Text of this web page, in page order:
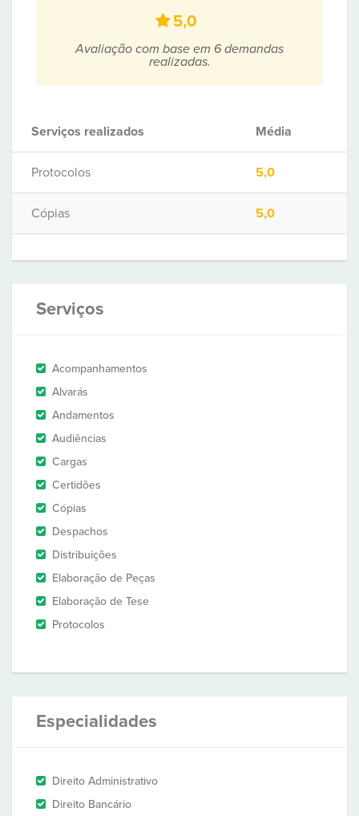
5,0
Avaliação com base em 6 demandas
realizadas.
Serviços realizados Média
Protocolos 5,0
Cópias 5,0
Serviços
Acompanhamentos
Alvarás
Andamentos
Audiências
Cargas
Certidões
Cópias
Despachos
Distribuições
Elaboração de Peças
Elaboração de Tese
Protocolos
Especialidades
Direito Administrativo
Direito Bancário